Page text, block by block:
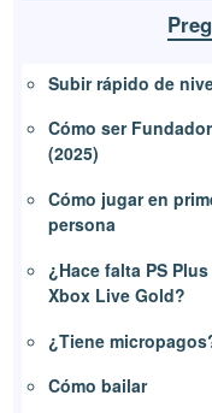
Subir rápido de
Cómo ser Fundador
(2025)
Cómo jugar en
persona
¿Hace falta PS Plus
Xbox Live Gold?
¿Tiene
Cómo bailar